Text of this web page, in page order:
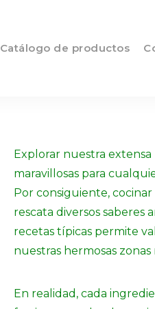
Catálogo de productos
Explorar nuestra extensa
maravillosas para
Por consiguiente, cocinar
rescata diversos saberes
recetas típicas permite
nuestras hermosas zonas
En realidad, cada